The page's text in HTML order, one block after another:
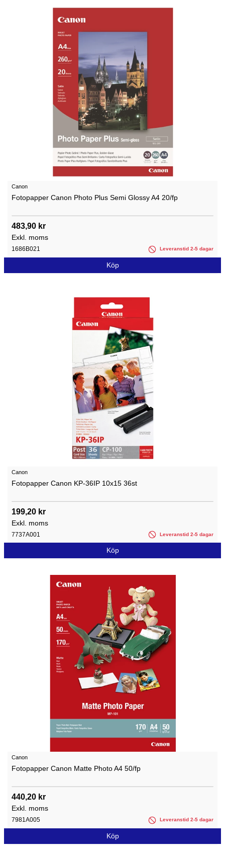
Canon
Fotopapper Canon Photo Plus Semi Glossy A4 20/fp
483,90 kr
Exkl. moms
1686B021 Leveranstid 2-5 dagar
Köp
Canon
Fotopapper Canon KP-36IP 10x15 36st
199,20 kr
Exkl. moms
7737A001 Leveranstid 2-5 dagar
Köp
Canon
Fotopapper Canon Matte Photo A4 50/fp
440,20 kr
Exkl. moms
7981A005 Leveranstid 2-5 dagar
Köp